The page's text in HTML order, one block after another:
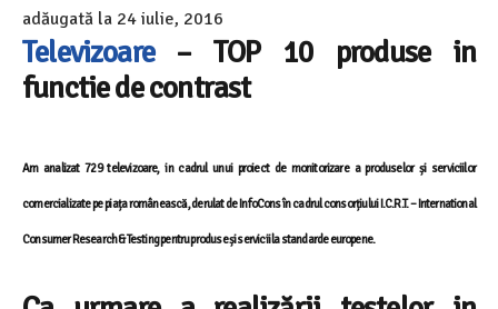
adăugată la 24 iulie, 2016
Televizoare– TOP 10 produse in
functie de contrast
Am analizat 729televizoare, in cadrul unui proiect de monitorizare a produselor și serviciilor
comercializate pe piața românească, derulat de InfoCons în cadrul consorțiului I.C.R.T. – International
Consumer Research & Testing pentru produse și servicii la standarde europene.